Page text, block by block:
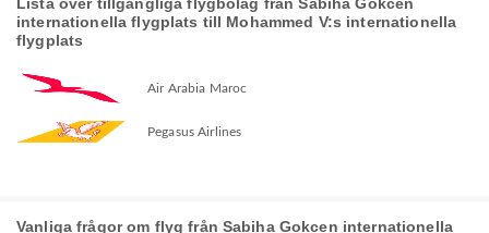
internationella flygplats till Mohammed V:s internationella
flygplats
Air Arabia Maroc
Pegasus Airlines
Vanliga frågor om flyg från Sabiha Gokcen internationella